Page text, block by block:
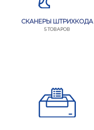
СКАНЕРЫ ШТРИХКОДА
5 ТОВАРОВ